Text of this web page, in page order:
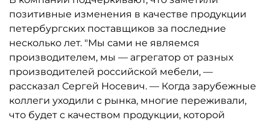
позитивные изменения в качестве продукции
петербургских поставщиков за последние
несколько лет. "Мы сами не являемся
производителем, мы — агрегатор от разных
производителей российской мебели, —
рассказал Сергей Носевич. — Когда зарубежные
коллеги уходили с рынка, многие переживали,
что будет с качеством продукции, которой